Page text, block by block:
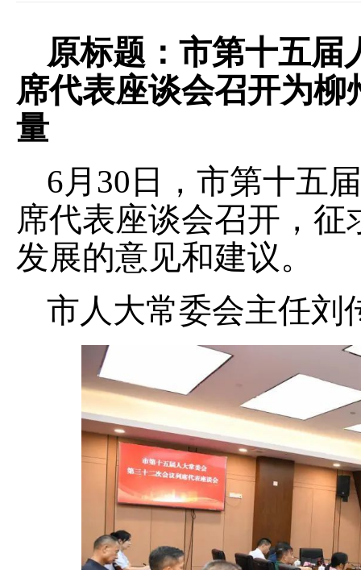
原标题：市第十五届
席代表座谈会召开为
量
6月30日，市第十五
席代表座谈会召开，
发展的意见和建议。
市人大常委会主任刘